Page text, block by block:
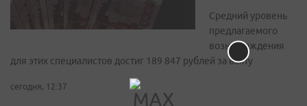
Средний уровень
предлагаемого
вознаграждения
для этих специалистов достиг 189 847 рублей за вахту
сегодня, 12:37